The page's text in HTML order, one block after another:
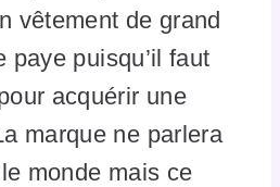
vêtement de grand
paye puisqu’il faut
acquérir une
marque ne parlera
monde mais ce